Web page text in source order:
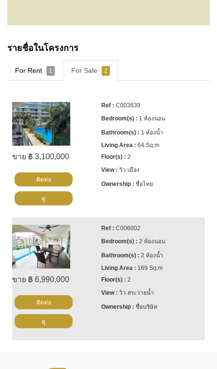
รายชื่อในโครงการ
For Rent 1 For Sale 2
ขาย ฿ 3,100,000
C003639
1 ห้องนอน
1 ห้องน้ำ
64 Sq.m
2
วิว เมือง
ชื่อไทย
ติดต่อ
ดู
ขาย ฿ 6,990,000
C006002
2 ห้องนอน
2 ห้องน้ำ
169 Sq.m
2
วิว สระว่ายน้ำ
ชื่อบริษัท
ติดต่อ
ดู